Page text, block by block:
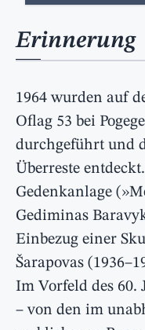
Erinnerung
1964 wurden auf
Oflag 53 bei
durchgeführt und
Überreste
Gedenkanlage
Gediminas
Einbezug einer
Šarapovas
Im Vorfeld des 60.
– von den im